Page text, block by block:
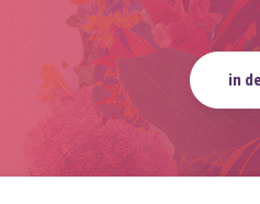
in